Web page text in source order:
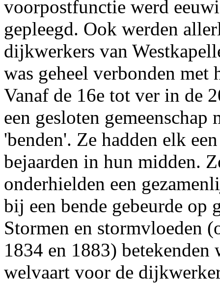
voorpostfunctie werd
gepleegd. Ook werden
dijkwerkers van
was geheel verbonden
Vanaf de 16e tot ver in de
een gesloten
'benden'. Ze hadden elk
bejaarden in hun midden.
onderhielden een
bij een bende gebeurde op
Stormen en stormvloeden
1834 en 1883) betekenden
welvaart voor de